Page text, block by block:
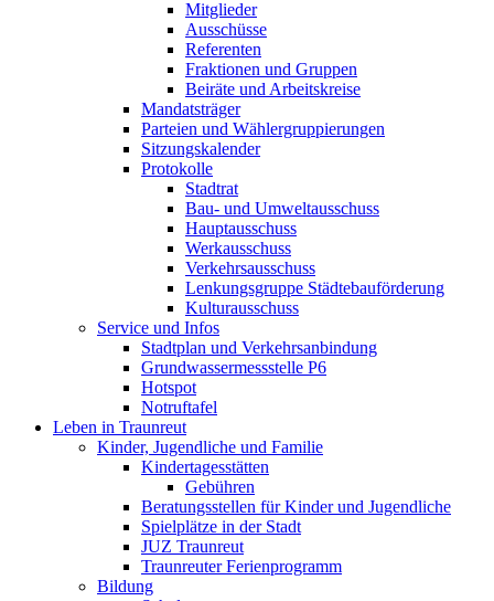
Mitglieder
Ausschüsse
Referenten
Fraktionen und Gruppen
Beiräte und Arbeitskreise
Mandatsträger
Parteien und Wählergruppierungen
Sitzungskalender
Protokolle
Stadtrat
Bau- und Umweltausschuss
Hauptausschuss
Werkausschuss
Verkehrsausschuss
Lenkungsgruppe Städtebauförderung
Kulturausschuss
Service und Infos
Stadtplan und Verkehrsanbindung
Grundwassermessstelle P6
Hotspot
Notruftafel
Leben in Traunreut
Kinder, Jugendliche und Familie
Kindertagesstätten
Gebühren
Beratungsstellen für Kinder und Jugendliche
Spielplätze in der Stadt
JUZ Traunreut
Traunreuter Ferienprogramm
Bildung